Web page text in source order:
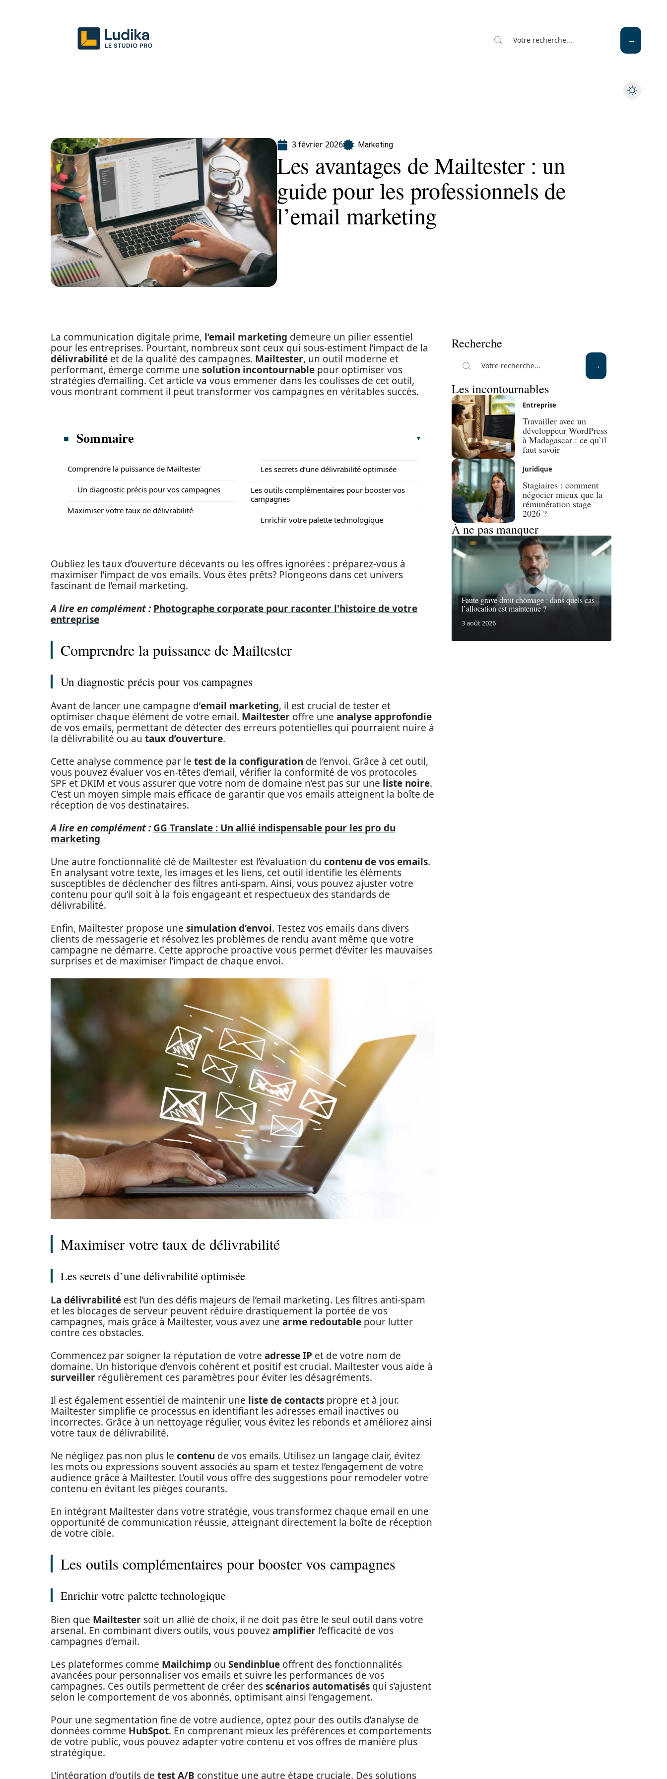
3 février 2026 Marketing
Les avantages de Mailtester : un
guide pour les professionnels de
l’email marketing
La communication digitale prime, l’email marketing demeure un pilier essentiel
pour les entreprises. Pourtant, nombreux sont ceux qui sous-estiment l’impact de la
délivrabilité et de la qualité des campagnes. Mailtester, un outil moderne et
performant, émerge comme une solution incontournable pour optimiser vos
stratégies d’emailing. Cet article va vous emmener dans les coulisses de cet outil,
vous montrant comment il peut transformer vos campagnes en véritables succès.
Sommaire
Comprendre la puissance de Mailtester
Un diagnostic précis pour vos campagnes
Maximiser votre taux de délivrabilité
Les secrets d’une délivrabilité optimisée
Les outils complémentaires pour booster vos
campagnes
Enrichir votre palette technologique
Oubliez les taux d’ouverture décevants ou les offres ignorées : préparez-vous à
maximiser l’impact de vos emails. Vous êtes prêts? Plongeons dans cet univers
fascinant de l’email marketing.
A lire en complément : Photographe corporate pour raconter l'histoire de votre
entreprise
Comprendre la puissance de Mailtester
Un diagnostic précis pour vos campagnes
Avant de lancer une campagne d’email marketing, il est crucial de tester et
optimiser chaque élément de votre email. Mailtester offre une analyse approfondie
de vos emails, permettant de détecter des erreurs potentielles qui pourraient nuire à
la délivrabilité ou au taux d’ouverture.
Cette analyse commence par le test de la configuration de l’envoi. Grâce à cet outil,
vous pouvez évaluer vos en-têtes d’email, vérifier la conformité de vos protocoles
SPF et DKIM et vous assurer que votre nom de domaine n’est pas sur une liste noire.
C’est un moyen simple mais efficace de garantir que vos emails atteignent la boîte de
réception de vos destinataires.
A lire en complément : GG Translate : Un allié indispensable pour les pro du
marketing
Une autre fonctionnalité clé de Mailtester est l’évaluation du contenu de vos emails.
En analysant votre texte, les images et les liens, cet outil identifie les éléments
susceptibles de déclencher des filtres anti-spam. Ainsi, vous pouvez ajuster votre
contenu pour qu’il soit à la fois engageant et respectueux des standards de
délivrabilité.
Enfin, Mailtester propose une simulation d’envoi. Testez vos emails dans divers
clients de messagerie et résolvez les problèmes de rendu avant même que votre
campagne ne démarre. Cette approche proactive vous permet d’éviter les mauvaises
surprises et de maximiser l’impact de chaque envoi.
Maximiser votre taux de délivrabilité
Les secrets d’une délivrabilité optimisée
La délivrabilité est l’un des défis majeurs de l’email marketing. Les filtres anti-spam
et les blocages de serveur peuvent réduire drastiquement la portée de vos
campagnes, mais grâce à Mailtester, vous avez une arme redoutable pour lutter
contre ces obstacles.
Commencez par soigner la réputation de votre adresse IP et de votre nom de
domaine. Un historique d’envois cohérent et positif est crucial. Mailtester vous aide à
surveiller régulièrement ces paramètres pour éviter les désagréments.
Il est également essentiel de maintenir une liste de contacts propre et à jour.
Mailtester simplifie ce processus en identifiant les adresses email inactives ou
incorrectes. Grâce à un nettoyage régulier, vous évitez les rebonds et améliorez ainsi
votre taux de délivrabilité.
Ne négligez pas non plus le contenu de vos emails. Utilisez un langage clair, évitez
les mots ou expressions souvent associés au spam et testez l’engagement de votre
audience grâce à Mailtester. L’outil vous offre des suggestions pour remodeler votre
contenu en évitant les pièges courants.
En intégrant Mailtester dans votre stratégie, vous transformez chaque email en une
opportunité de communication réussie, atteignant directement la boîte de réception
de votre cible.
Les outils complémentaires pour booster vos campagnes
Enrichir votre palette technologique
Bien que Mailtester soit un allié de choix, il ne doit pas être le seul outil dans votre
arsenal. En combinant divers outils, vous pouvezamplifier l’efficacité de vos
campagnes d’email.
Les plateformes comme Mailchimp ou Sendinblue offrent des fonctionnalités
avancées pour personnaliser vos emails et suivre les performances de vos
campagnes. Ces outils permettent de créer desscénarios automatisés qui s’ajustent
selon le comportement de vos abonnés, optimisant ainsi l’engagement.
Pour une segmentation fine de votre audience, optez pour des outils d’analyse de
données comme HubSpot. En comprenant mieux les préférences et comportements
de votre public, vous pouvez adapter votre contenu et vos offres de manière plus
stratégique.
L’intégration d’outils de test A/B constitue une autre étape cruciale. Des solutions
Recherche
Les incontournables
Entreprise
Travailler avec un
développeur WordPress
à Madagascar : ce qu’il
faut savoir
Juridique
Stagiaires : comment
négocier mieux que la
rémunération stage
2026 ?
À ne pas manquer
Faute grave droit chômage : dans quels cas
l’allocation est maintenue ?
3 août 2026